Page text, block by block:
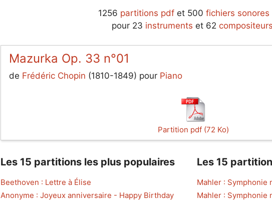
1256 partitions pdfet 500 fichiers sonores
pour 23 instruments et 62 compositeurs
Mazurka Op. 33 n°01
de Frédéric Chopin (1810-1849) pour Piano
Partition pdf (72 Ko)
Les 15 partitions les plus populaires
Beethoven : Lettre à Élise
Anonyme : Joyeux anniversaire - Happy Birthday
Les 15
Mahler : Symphonie
Mahler : Symphonie